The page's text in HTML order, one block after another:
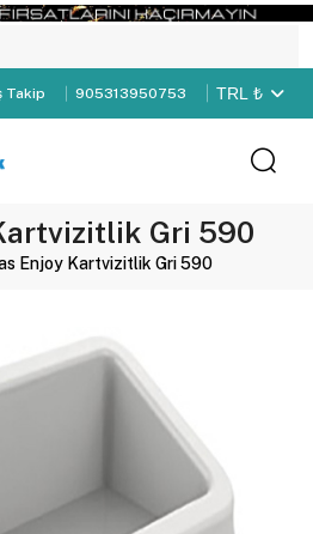
Takip 905313950753 TRL ₺
Gri 590
Enjoy Kartvizitlik Gri 590